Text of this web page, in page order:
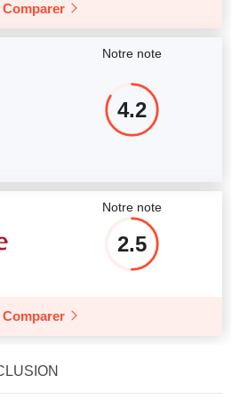
Comparer
Notre note
4.2
Notre note
2.5
Comparer